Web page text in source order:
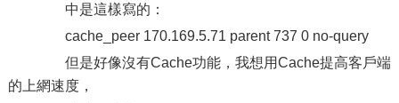
中是這樣寫的：
cache_peer 170.169.5.71 parent 737 0 no-query
但是好像沒有Cache功能，我想用Cache提高客戶端
的上網速度，